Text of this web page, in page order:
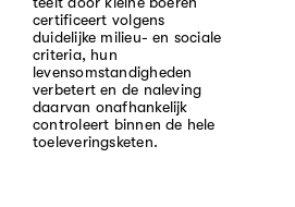
certificeert volgens
duidelijke milieu- en sociale
criteria, hun
levensomstandigheden
verbetert en de naleving
daarvan onafhankelijk
controleert binnen de hele
toeleveringsketen.